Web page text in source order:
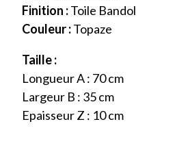
Finition :Toile Bandol
Couleur :Topaze
Taille :
Longueur A : 70 cm
Largeur B : 35 cm
Epaisseur Z : 10 cm